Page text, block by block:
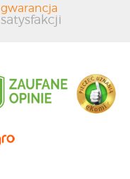
gwarancja
satysfakcji